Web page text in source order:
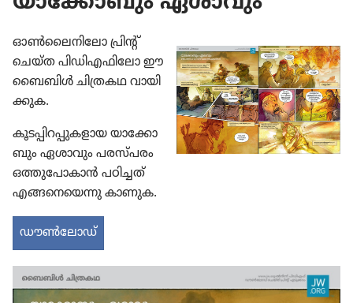
ഓൺ​ലൈ​നി​ലോ പ്രിന്റ്‌
ചെയ്‌ത പിഡി​എ​ഫി​ലോ ഈ
ബൈബിൾ ചിത്രകഥ വായി​
ക്കു​ക.
കൂടപ്പി​റ​പ്പു​ക​ളാ​യ യാക്കോ​
ബും ഏശാവും പരസ്‌പ​രം
ഒത്തു​പോ​കാൻ പഠിച്ചത്‌
എങ്ങനെ​യെ​ന്നു കാണുക.
ഡൗൺലോഡ്‌